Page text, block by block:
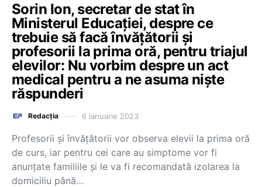
Sorin Ion, secretar de stat în
Ministerul Educației, despre ce
trebuie să facă învățătorii și
profesorii la prima oră, pentru triajul
elevilor: Nu vorbim despre un act
medical pentru a ne asuma niște
răspunderi
Redacția 6 ianuarie 2023
Profesorii și învățătorii vor observa elevii la prima oră
de curs, iar pentru cei care au simptome vor fi
anunțate familiile și le va fi recomandată izolarea la
domiciliu până…